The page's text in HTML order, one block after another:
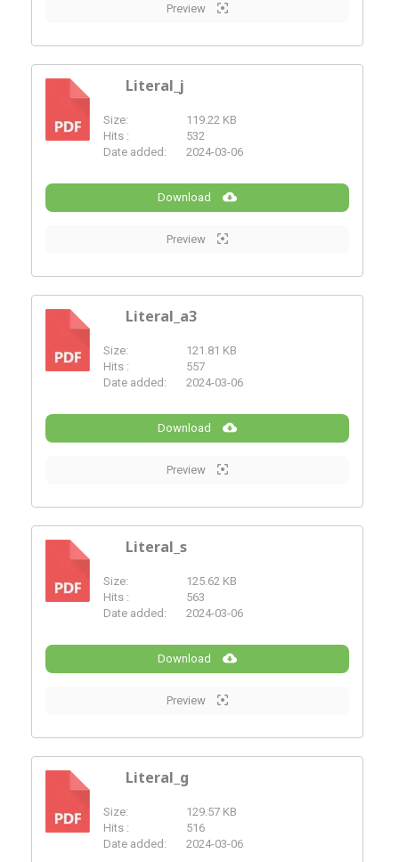
Preview
PDF
Literal_j
Size:
119.22 KB
Hits :
532
Date added:
2024-03-06
Download
Preview
PDF
Literal_a3
Size:
121.81 KB
Hits :
557
Date added:
2024-03-06
Download
Preview
PDF
Literal_s
Size:
125.62 KB
Hits :
563
Date added:
2024-03-06
Download
Preview
PDF
Literal_g
Size:
129.57 KB
Hits :
516
Date added:
2024-03-06